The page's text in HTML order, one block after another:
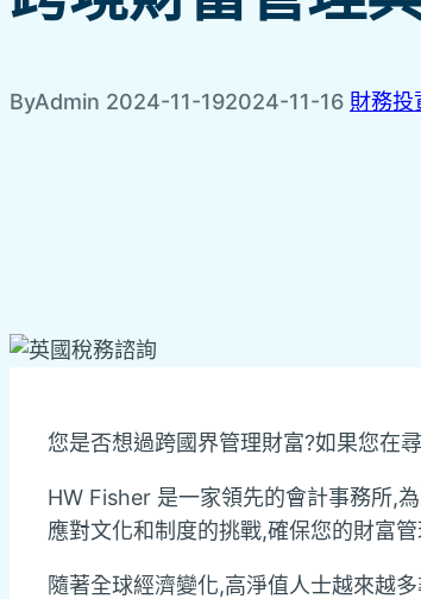
ByAdmin 2024-11-192024-11-16 財務投
您是否想過跨國界管理財富?如果您在
HW Fisher 是一家領先的會計事務所,
應對文化和制度的挑戰,確保您的財富管
隨著全球經濟變化,高淨值人士越來越